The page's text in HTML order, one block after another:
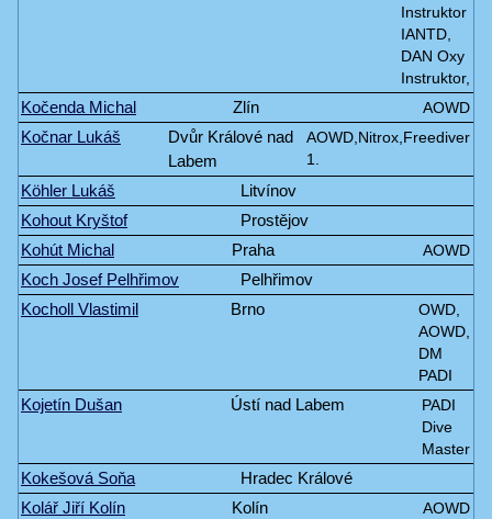
Instruktor
IANTD,
DAN Oxy
Instruktor,
Kočenda Michal Zlín AOWD
Kočnar Lukáš
Dvůr Králové nad
Labem
AOWD,Nitrox,Freediver
1.
Köhler Lukáš
Litvínov
Kohout Kryštof
Prostějov
Kohút Michal
Praha AOWD
Koch Josef Pelhřimov
Pelhřimov
Kocholl Vlastimil
Brno
OWD,
AOWD,
DM
PADI
Kojetín Dušan Ústí nad Labem
PADI
Dive
Master
Kokešová Soňa
Hradec Králové
Kolář Jiří Kolín
Kolín AOWD